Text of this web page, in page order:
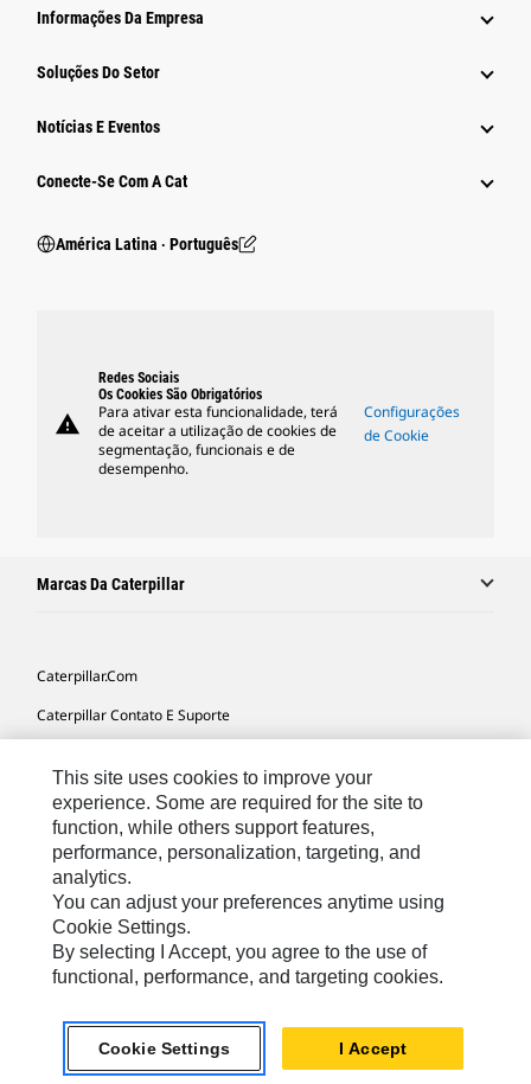
Informações Da Empresa
Soluções Do Setor
Notícias E Eventos
Conecte-Se Com A Cat
América Latina ‧ Português
warning
Redes Sociais
Os Cookies São Obrigatórios
Para ativar esta funcionalidade, terá
de aceitar a utilização de cookies de
segmentação, funcionais e de
desempenho.
Configurações
de Cookie
Marcas Da Caterpillar
Caterpillar.com
Caterpillar Contato E Suporte
Mapa Do Local
Cookie Settings
Legal
Privacidade
Portuguese
reservados.
This site uses cookies to improve your
experience. Some are required for the site to
function, while others support features,
performance, personalization, targeting, and
analytics.
You can adjust your preferences anytime using
Cookie Settings.
By selecting I Accept, you agree to the use of
functional, performance, and targeting cookies.
Cookie Settings I Accept